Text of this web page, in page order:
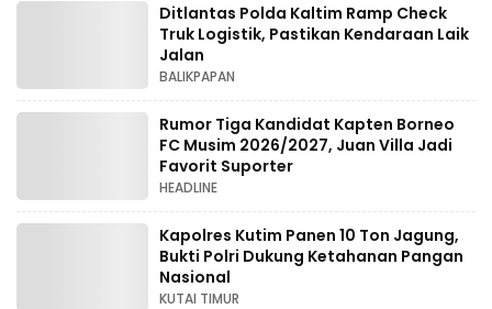
Ditlantas Polda Kaltim Ramp Check
Truk Logistik, Pastikan Kendaraan Laik
Jalan
BALIKPAPAN
Rumor Tiga Kandidat Kapten Borneo
FC Musim 2026/2027, Juan Villa Jadi
Favorit Suporter
HEADLINE
Kapolres Kutim Panen 10 Ton Jagung,
Bukti Polri Dukung Ketahanan Pangan
Nasional
KUTAI TIMUR